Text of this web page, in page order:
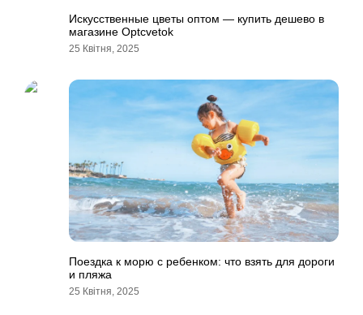
Искусственные цветы оптом — купить дешево в
магазине Optcvetok
25 Квітня, 2025
Поездка к морю с ребенком: что взять для дороги
и пляжа
25 Квітня, 2025